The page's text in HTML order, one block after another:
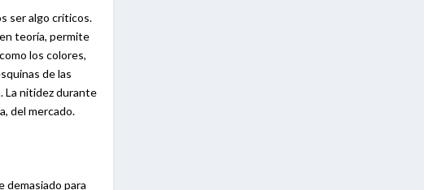
ser algo críticos.
teoría, permite
los colores,
de las
La nitidez durante
del mercado.
demasiado para